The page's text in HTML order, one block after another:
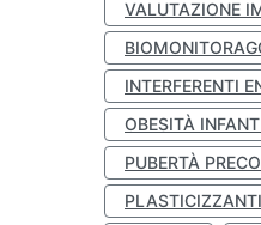
VALUTAZIONE
INTERFERENTI
OBESITÀ
PUBERTÀ
PLASTICIZZANTI